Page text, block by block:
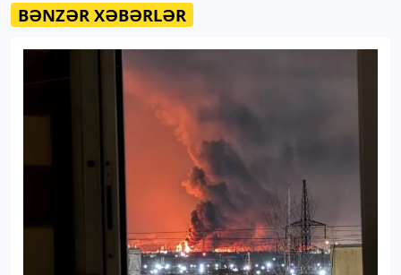
BƏNZƏR XƏBƏRLƏR